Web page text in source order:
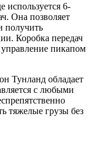
используется 6-
Она позволяет
получить
Коробка передач
управление пикапом
Тунланд обладает
с любыми
тяжелые грузы без